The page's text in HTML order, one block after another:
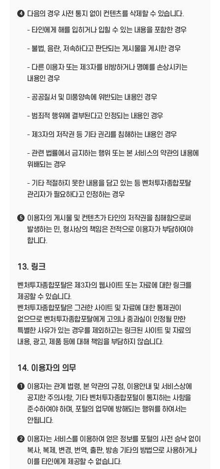
4
다음의 경우 사전 통지 없이 컨텐츠를 삭제할 수 있습니다.
- 타인에게 해를 입히거나 입힐 수 있는 내용을 포함한 경우
- 불법, 음란, 저속하다고 판단되는 게시물을 게시한 경우
- 다른 이용자 또는 제3자를 비방하거나 명예를 손상시키는
내용인 경우
- 공공질서 및 미풍양속에 위반되는 내용인 경우
- 범죄적 행위에 결부된다고 인정되는 내용인 경우
- 제3자의 저작권 등 기타 권리를 침해하는 내용인 경우
- 관련 법률에서 금지하는 행위 또는 본 서비스의 약관의 내용에
위배되는 경우
- 기타 적절하지 못한 내용을 담고 있는 등 벤처투자종합포탈
관리자가 필요하다고 인정하는 경우
5
이용자의 게시물 및 컨텐츠가 타인의 저작권을 침해함으로써
발생하는 민, 형사상의 책임은 전적으로 이용자가 부담하여야
합니다.
13. 링크
벤처투자종합포탈은 제3자의 웹사이트 또는 자료에 대한 링크를
제공할 수 있습니다.
벤처투자종합포탈은 그러한 사이트 및 자료에 대한 통제권이
없으므로 벤처투자종합포탈에게 고의나 중과실이 인정될 만한
특별한 사유가 있는 경우를 제외하고는 링크된 사이트 및 자료의
내용, 광고, 제품 등에 대해 책임을 부담하지 않습니다.
14. 이용자의 의무
1
이용자는 관계 법령, 본 약관의 규정, 이용안내 및 서비스상에
공지한 주의사항, 기타 벤처투자종합포털이 통지하는 사항을
준수하여야 하며, 포털의 업무에 방해되는 행위를 하여서는
안됩니다.
2
이용자는 서비스를 이용하여 얻은 정보를 포털의 사전 승낙 없이
복사, 복제, 변경, 번역, 출판, 방송 기타의 방법으로 사용하거나
이를 타인에게 제공할 수 없습니다.